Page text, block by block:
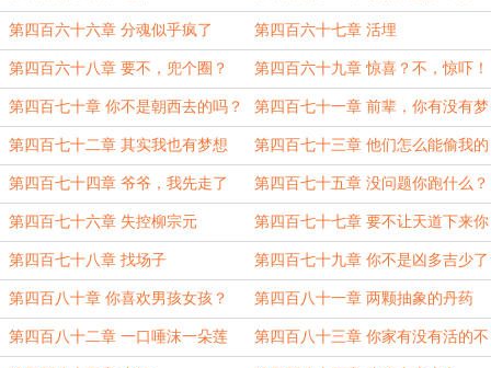
么？
第四百六十六章 分魂似乎疯了 第四百六十七章 活埋
第四百六十八章 要不，兜个圈？ 第四百六十九章 惊喜？不，惊吓！
第四百七十章 你不是朝西去的吗？ 第四百七十一章 前辈，你有没有梦
想？
第四百七十二章 其实我也有梦想 第四百七十三章 他们怎么能偷我的
鱼
第四百七十四章 爷爷，我先走了 第四百七十五章 没问题你跑什么？
第四百七十六章 失控柳宗元 第四百七十七章 要不让天道下来你
上去
第四百七十八章 找场子 第四百七十九章 你不是凶多吉少了
吗？
第四百八十章 你喜欢男孩女孩？ 第四百八十一章 两颗抽象的丹药
第四百八十二章 一口唾沫一朵莲 第四百八十三章 你家有没有活的不